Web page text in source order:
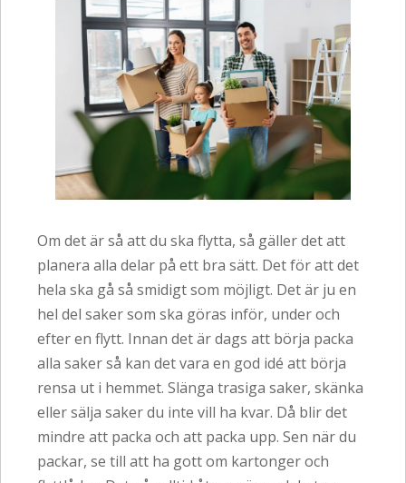
Om det är så att du ska flytta, så gäller det att
planera alla delar på ett bra sätt. Det för att det
hela ska gå så smidigt som möjligt. Det är ju en
hel del saker som ska göras inför, under och
efter en flytt. Innan det är dags att börja packa
alla saker så kan det vara en god idé att börja
rensa ut i hemmet. Slänga trasiga saker, skänka
eller sälja saker du inte vill ha kvar. Då blir det
mindre att packa och att packa upp. Sen när du
packar, se till att ha gott om kartonger och